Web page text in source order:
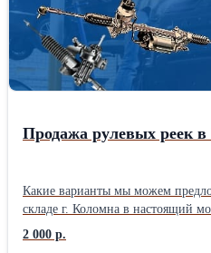
Продажа рулевых реек
Какие варианты мы можем
складе г. Коломна в настоящий
заводских восстановленных и
«проблемные» авто. Ниже
2 000 р.